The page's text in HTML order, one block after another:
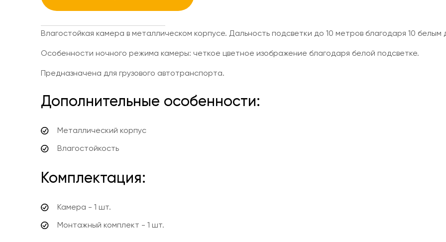
Влагостойкая камера в металлическом корпусе. Дальность подсветки до 10 метров благодаря 10 белым
Особенности ночного режима камеры: четкое цветное изображение благодаря белой подсветке.
Предназначена для грузового автотранспорта.
Дополнительные особенности:
Металлический корпус
Влагостойкость
Комплектация:
Камера - 1 шт.
Монтажный комплект - 1 шт.